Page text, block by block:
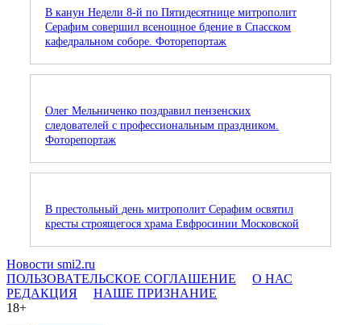
В канун Недели 8-й по Пятидесятнице митрополит
Серафим совершил всенощное бдение в Спасском
кафедральном соборе. Фоторепортаж
Олег Мельниченко поздравил пензенских
следователей с профессиональным праздником.
Фоторепортаж
В престольный день митрополит Серафим освятил
кресты строящегося храма Евфросинии Московской
Новости smi2.ru
ПОЛЬЗОВАТЕЛЬСКОЕ СОГЛАШЕНИЕ
О НАС
РЕДАКЦИЯ
НАШЕ ПРИЗНАНИЕ
18+